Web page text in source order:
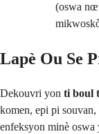
(oswa
Lapè Ou Se
Dekouvri yon ti boul
komen, epi pi
enfeksyon minè